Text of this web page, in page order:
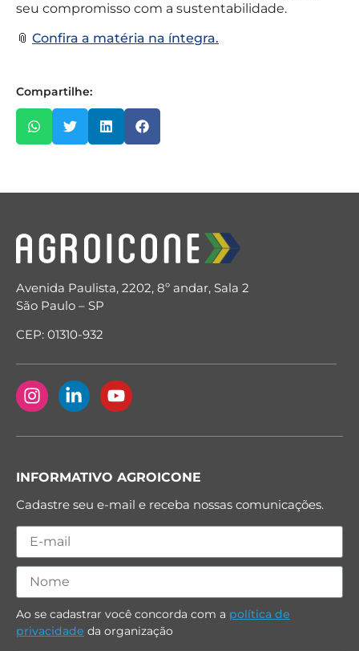
seu compromisso com a sustentabilidade.
📎 Confira a matéria na íntegra.
Compartilhe:
Avenida Paulista, 2202, 8º andar, Sala 2
São Paulo – SP
CEP: 01310-932
INFORMATIVO AGROICONE
Cadastre seu e-mail e receba nossas comunicações.
Ao se cadastrar você concorda com a política de
privacidade da organização